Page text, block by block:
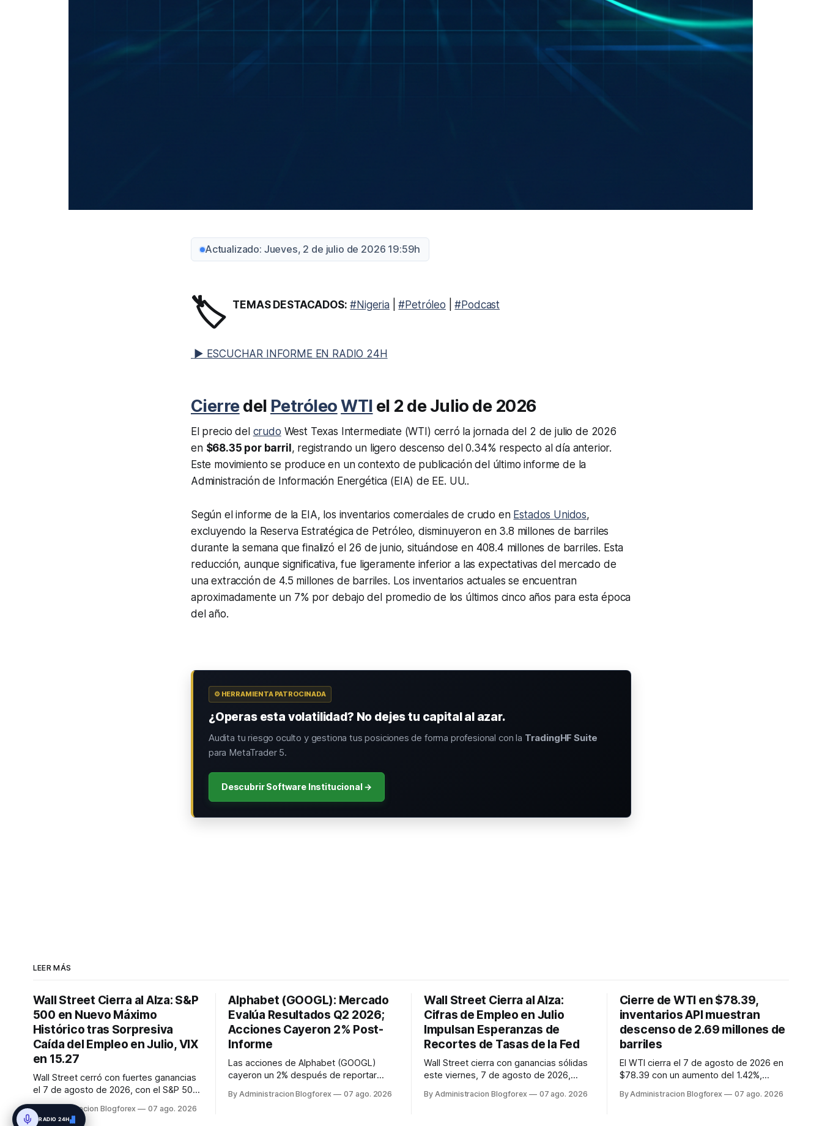
Actualizado: Jueves, 2 de julio de 2026 19:59h
🏷️ TEMAS DESTACADOS: #Nigeria|#Petróleo |#Podcast
▶ ESCUCHAR INFORME EN RADIO 24H
Cierredel PetróleoWTI el 2 de Julio de 2026
El precio del crudo West Texas Intermediate (WTI) cerró la jornada del 2 de julio de 2026
en $68.35 por barril , registrando un ligero descenso del 0.34% respecto al día anterior.
Este movimiento se produce en un contexto de publicación del último informe de la
Administración de Información Energética (EIA) de EE. UU..
Según el informe de la EIA, los inventarios comerciales de crudo en Estados Unidos,
excluyendo la Reserva Estratégica de Petróleo, disminuyeron en 3.8 millones de barriles
durante la semana que finalizó el 26 de junio, situándose en 408.4 millones de barriles. Esta
reducción, aunque significativa, fue ligeramente inferior a las expectativas del mercado de
una extracción de 4.5 millones de barriles. Los inventarios actuales se encuentran
aproximadamente un 7% por debajo del promedio de los últimos cinco años para esta época
del año.
⚙️ HERRAMIENTA PATROCINADA
¿Operas esta volatilidad? No dejes tu capital al azar.
Audita tu riesgo oculto y gestiona tus posiciones de forma profesional con la TradingHF Suite
para MetaTrader 5.
Descubrir Software Institucional →
LEER MÁS
Wall Street Cierra al Alza: S&P
500 en Nuevo Máximo
Histórico tras Sorpresiva
Caída del Empleo en Julio, VIX
en 15.27
Wall Street cerró con fuertes ganancias
el 7 de agosto de 2026, con el S&P 500
alcanzando un nuevo récord histórico de
7,757.64 puntos (+0.6%). El Dow Jones
By Administracion Blogforex 07 ago. 2026
Alphabet (GOOGL): Mercado
Evalúa Resultados Q2 2026;
Acciones Cayeron 2% Post-
Informe
Las acciones de Alphabet (GOOGL)
cayeron un 2% después de reportar
2026, a pesar de superar las
By Administracion Blogforex 07 ago. 2026
Wall Street Cierra al Alza:
Cifras de Empleo en Julio
Impulsan Esperanzas de
Recortes de Tasas de la Fed
Wall Street cierra con ganancias sólidas
este viernes, 7 de agosto de 2026,
julio que mostró una pérdida inesperada
By Administracion Blogforex 07 ago. 2026
Cierre de WTI en $78.39,
inventarios API muestran
descenso de 2.69 millones de
barriles
El WTI cierra el 7 de agosto de 2026 en
$78.39 con un aumento del 1.42%,
caen en 2.69 millones de barriles,
By Administracion Blogforex 07 ago. 2026
RADIO 24H